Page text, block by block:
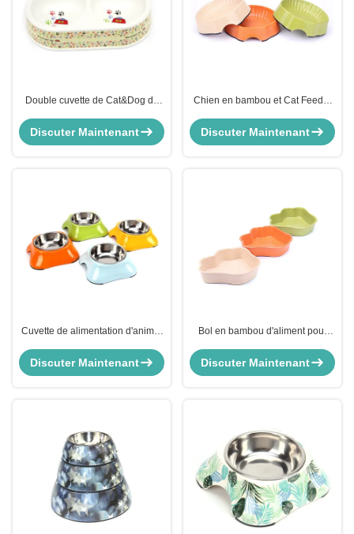
Double cuvette de Cat&Dog de
animaux familiers
Discuter Maintenant
Chien en bambou et Cat Feeder
chaud matériel
Discuter Maintenant
Cuvette de alimentation d'animal
pour Dog&Cat
Discuter Maintenant
Bol en bambou d'aliment pour
prix raisonnables avec la plus
Discuter Maintenant